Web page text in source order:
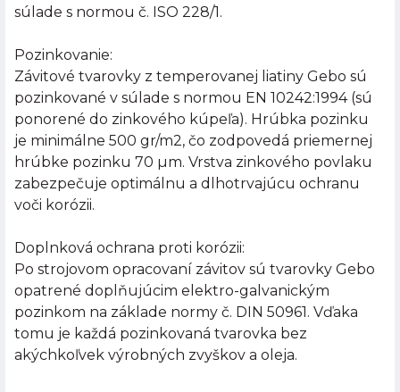
súlade s normou č. ISO 228/1.
Pozinkovanie:
Závitové tvarovky z temperovanej liatiny Gebo sú
pozinkované v súlade s normou EN 10242:1994 (sú
ponorené do zinkového kúpeľa). Hrúbka pozinku
je minimálne 500 gr/m2, čo zodpovedá priemernej
hrúbke pozinku 70 µm. Vrstva zinkového povlaku
zabezpečuje optimálnu a dlhotrvajúcu ochranu
voči korózii.
Doplnková ochrana proti korózii:
Po strojovom opracovaní závitov sú tvarovky Gebo
opatrené doplňujúcim elektro-galvanickým
pozinkom na základe normy č. DIN 50961. Vďaka
tomu je každá pozinkovaná tvarovka bez
akýchkoľvek výrobných zvyškov a oleja.